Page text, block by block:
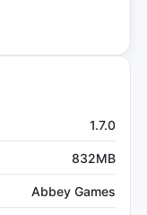
1.7.0
832MB
Abbey Games